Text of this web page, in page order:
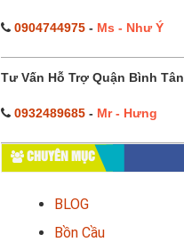
0904744975- Ms - Như Ý
Tư Vấn Hỗ Trợ Quận Bình Tân
0932489685- Mr - Hưng
CHUYÊN MỤC
BLOG
Bồn Cầu